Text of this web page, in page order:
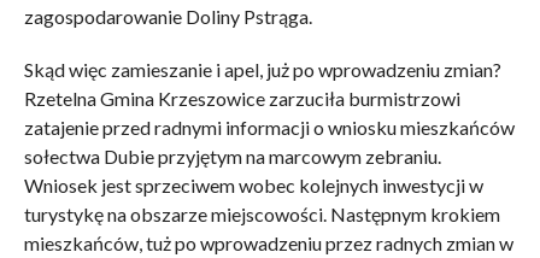
zagospodarowanie Doliny Pstrąga.
Skąd więc zamieszanie i apel, już po wprowadzeniu zmian?
Rzetelna Gmina Krzeszowice zarzuciła burmistrzowi
zatajenie przed radnymi informacji o wniosku mieszkańców
sołectwa Dubie przyjętym na marcowym zebraniu.
Wniosek jest sprzeciwem wobec kolejnych inwestycji w
turystykę na obszarze miejscowości. Następnym krokiem
mieszkańców, tuż po wprowadzeniu przez radnych zmian w